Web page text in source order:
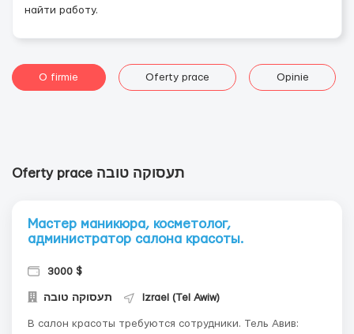
найти работу.
O firmie Oferty prace Opinie
Oferty prace תעסוקה טובה
Мастер маникюра, косметолог,
администратор салона красоты.
3000 $
תעסוקה טובה Izrael (Tel Awiw)
В салон красоты требуются сотрудники. Тель Авив: